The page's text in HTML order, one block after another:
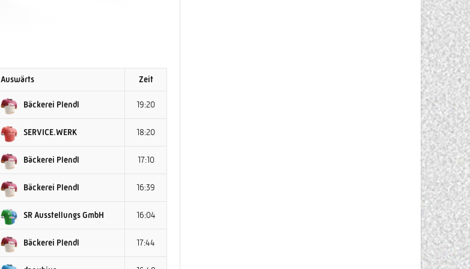
Auswärts Zeit
Bäckerei Plendl 19:20
SERVICE.WERK 18:20
Bäckerei Plendl 17:10
Bäckerei Plendl 16:39
SR Ausstellungs GmbH 16:04
Bäckerei Plendl 17:44